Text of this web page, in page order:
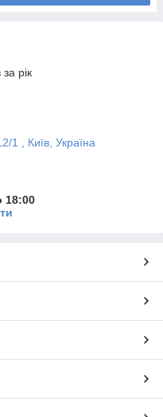
рік
1 , Київ, Україна
18:00